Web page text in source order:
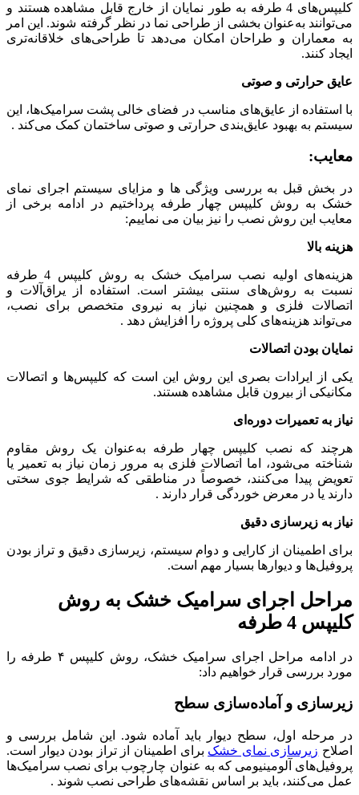
کلیپس‌های 4 طرفه به طور نمایان از خارج قابل مشاهده هستند و
می‌توانند به‌عنوان بخشی از طراحی نما در نظر گرفته شوند. این امر
به معماران و طراحان امکان می‌دهد تا طراحی‌های خلاقانه‌تری
ایجاد کنند.
عایق حرارتی و صوتی
با استفاده از عایق‌های مناسب در فضای خالی پشت سرامیک‌ها، این
سیستم به بهبود عایق‌بندی حرارتی و صوتی ساختمان کمک می‌کند .
معایب:
در بخش قبل به بررسی ویژگی ها و مزایای سیستم اجرای نمای
خشک به روش کلیپس چهار طرفه پرداختیم در ادامه برخی از
معایب این روش نصب را نیز بیان می نماییم:
هزینه بالا
هزینه‌های اولیه نصب سرامیک خشک به روش کلیپس 4 طرفه
نسبت به روش‌های سنتی بیشتر است. استفاده از یراق‌آلات و
اتصالات فلزی و همچنین نیاز به نیروی متخصص برای نصب،
می‌تواند هزینه‌های کلی پروژه را افزایش دهد .
نمایان بودن اتصالات
یکی از ایرادات بصری این روش این است که کلیپس‌ها و اتصالات
مکانیکی از بیرون قابل مشاهده هستند.
نیاز به تعمیرات دوره‌ای
هرچند که نصب کلیپس چهار طرفه به‌عنوان یک روش مقاوم
شناخته می‌شود، اما اتصالات فلزی به مرور زمان نیاز به تعمیر یا
تعویض پیدا می‌کنند، خصوصاً در مناطقی که شرایط جوی سختی
دارند یا در معرض خوردگی قرار دارند .
نیاز به زیرسازی دقیق
برای اطمینان از کارایی و دوام سیستم، زیرسازی دقیق و تراز بودن
پروفیل‌ها و دیوارها بسیار مهم است.
مراحل اجرای سرامیک خشک به روش
کلیپس 4 طرفه
در ادامه مراحل اجرای سرامیک خشک، روش کلیپس ۴ طرفه را
مورد بررسی قرار خواهیم داد:
زیرسازی و آماده‌سازی سطح
در مرحله اول، سطح دیوار باید آماده شود. این شامل بررسی و
اصلاح زیرسازی نمای خشک برای اطمینان از تراز بودن دیوار است.
پروفیل‌های آلومینیومی که به عنوان چارچوب برای نصب سرامیک‌ها
عمل می‌کنند، باید بر اساس نقشه‌های طراحی نصب شوند .